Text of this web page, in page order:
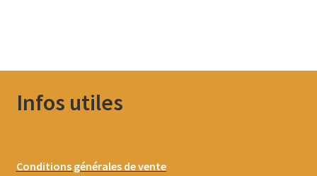
Infos utiles
Conditions générales de vente